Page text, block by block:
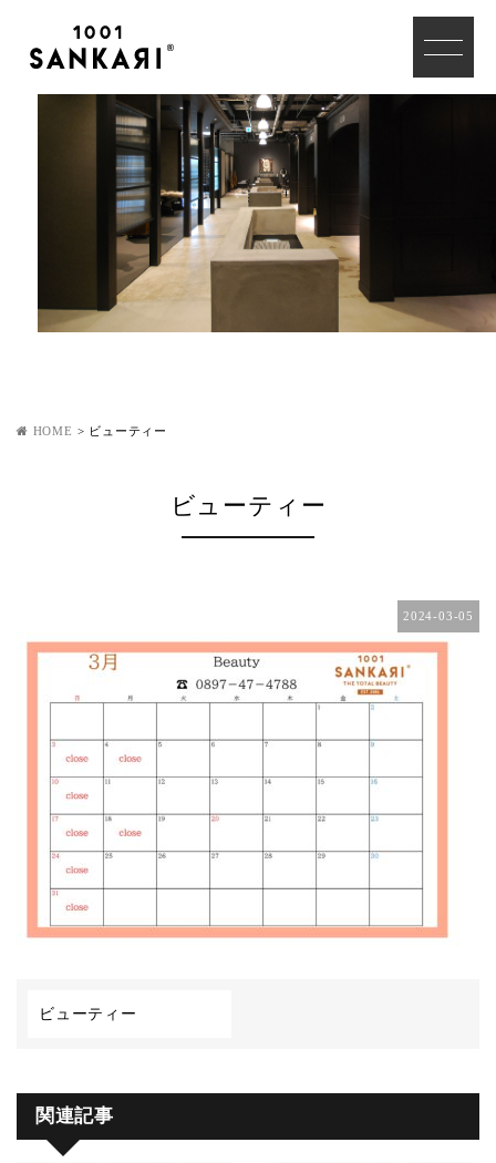
HOME > ビューティー
ビューティー
2024-03-05
ビューティー
関連記事